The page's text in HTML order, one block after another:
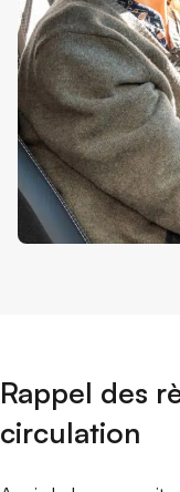
Rappel des
circulation